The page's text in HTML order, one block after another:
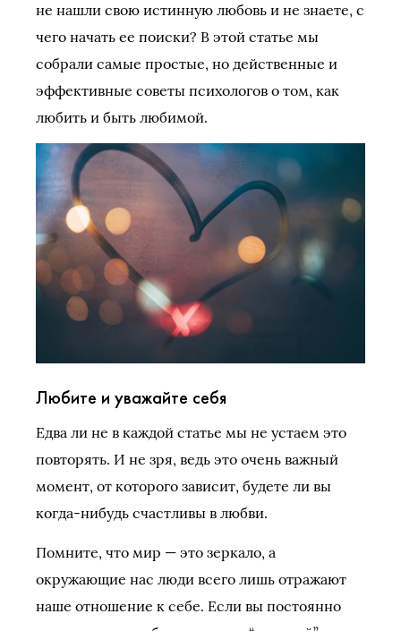
не нашли свою истинную любовь и не знаете, с
чего начать ее поиски? В этой статье мы
собрали самые простые, но действенные и
эффективные советы психологов о том, как
любить и быть любимой.
Любите и уважайте себя
Едва ли не в каждой статье мы не устаем это
повторять. И не зря, ведь это очень важный
момент, от которого зависит, будете ли вы
когда-нибудь счастливы в любви.
Помните, что мир — это зеркало, а
окружающие нас люди всего лишь отражают
наше отношение к себе. Если вы постоянно